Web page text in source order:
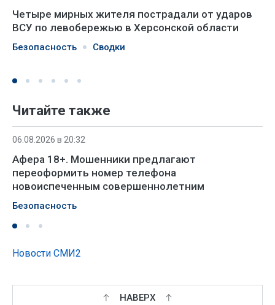
Четыре мирных жителя пострадали от ударов
ВСУ по левобережью в Херсонской области
Безопасность Сводки
Читайте также
06.08.2026 в 20:32
Афера 18+. Мошенники предлагают
переоформить номер телефона
новоиспеченным совершеннолетним
Безопасность
Новости СМИ2
НАВЕРХ